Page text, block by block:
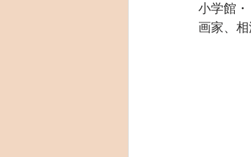
小学館
画家、